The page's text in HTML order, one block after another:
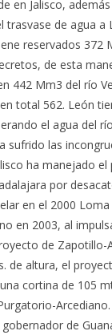
en Jalisco,
trasvase de agua a
reservados 372
de esta
442 Mm3 del río
total 562. León
el agua del
sufrido las
ha manejado
por
en el 2000
en 2003, al
de Zapotillo-
de altura, el
cortina de 105
de